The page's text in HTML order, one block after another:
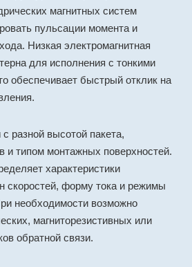
магнитных систем
пульсации момента и
Низкая электромагнитная
для исполнения с тонкими
обеспечивает быстрый отклик на
разной высотой пакета,
и типом монтажных поверхностей.
характеристики
скоростей, форму тока и режимы
необходимости возможно
магниторезистивных или
обратной связи.